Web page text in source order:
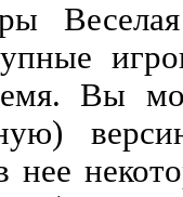
Вы
нее